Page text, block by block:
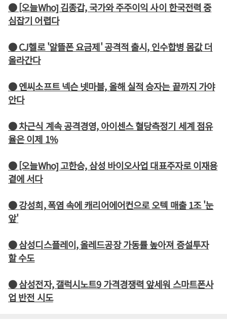
● [오늘Who] 김종갑, 국가와 주주이익 사이 한국전력 중
심잡기 어렵다
● CJ헬로 '알뜰폰 요금제' 공격적 출시, 인수합병 몸값 더
올라간다
● 엔씨소프트 넥슨 넷마블, 올해 실적 승자는 끝까지 가야
안다
● 차근식 계속 공격경영, 아이센스 혈당측정기 세계 점유
율은 이제 1%
● [오늘Who] 고한승, 삼성 바이오사업 대표주자로 이재용
곁에 서다
● 강성희, 폭염 속에 캐리어에어컨으로 오텍 매출 1조 '눈
앞'
● 삼성디스플레이, 올레드공장 가동률 높아져 증설투자
할 수도
● 삼성전자, 갤럭시노트9 가격경쟁력 앞세워 스마트폰사
업 반전 시도